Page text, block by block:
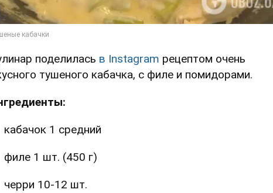
поделилась в Instagram рецептом очень
тушеного кабачка, с филе и помидорами.
кабачок 1 средний
филе 1 шт. (450 г)
черри 10-12 шт.